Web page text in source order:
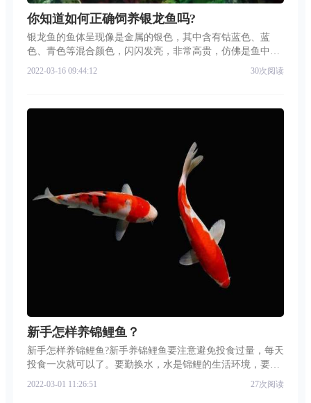
你知道如何正确饲养银龙鱼吗?
银龙鱼的鱼体呈现像是金属的银色，其中含有钴蓝色、蓝
色、青色等混合颜色，闪闪发亮，非常高贵，仿佛是鱼中的
贵族，令人深深着迷。你知道如何正确饲养银龙鱼吗?小编带
2022-03-16 09:44:12 30次阅读
新手怎样养锦鲤鱼？
新手怎样养锦鲤鱼?新手养锦鲤鱼要注意避免投食过量，每天
投食一次就可以了。要勤换水，水是锦鲤的生活环境，要保
证养锦鲤的水是没有在杂质、没有病菌的。一般情况下，一
2022-03-01 11:26:51 27次阅读